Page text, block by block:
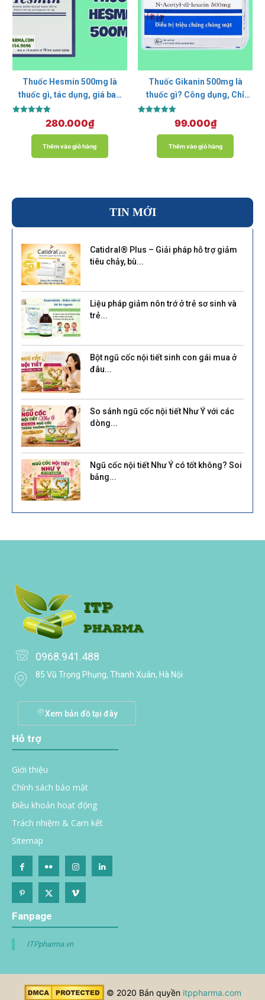
Thuốc Hesmin 500mg là
thuốc gì, tác dụng, giá bao
Được xếp
5.00
280.000₫
Thêm vào giỏ hàng
Thuốc Gikanin 500mg là
thuốc gì? Công dụng, Chỉ
định, Giá bán?
5.00
99.000₫
Thêm vào giỏ hàng
TIN MỚI
Catidral® Plus – Giải pháp hỗ trợ giảm
tiêu chảy, bù...
Liệu pháp giảm nôn trớ ở trẻ sơ sinh và
trẻ...
Bột ngũ cốc nội tiết sinh con gái mua ở
đâu...
So sánh ngũ cốc nội tiết Như Ý với các
dòng...
Ngũ cốc nội tiết Như Ý có tốt không? Soi
bảng...
0968.941.488
85 Vũ Trọng Phụng, Thanh Xuân, Hà Nội
Xem bản đồ tại đây
Hỗ trợ
Giới thiệu
Chính sách bảo mật
Điều khoản hoạt động
Trách nhiệm & Cam kết
Sitemap
Fanpage
ITPpharma.vn
© 2020 Bản quyền itppharma.com